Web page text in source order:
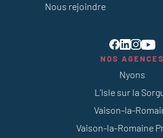
Nous rejoindre
NOS AGENCES
Nyons
L’Isle sur la
Vaison-la-
Vaison-la-Romaine